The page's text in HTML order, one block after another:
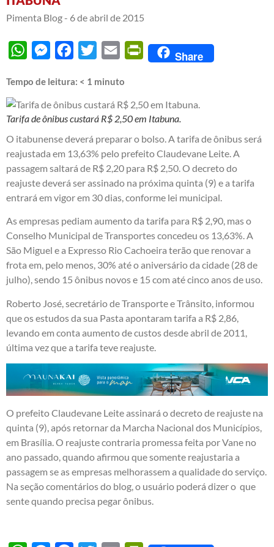
Pimenta Blog - 6 de abril de 2015
WhatsAppMessengerFacebook
Twitter Email PrintFriendly
Share
Tempo de leitura: < 1 minuto
Tarifa de ônibus custará R$ 2,50 em Itabuna.
O itabunense deverá preparar o bolso. A tarifa de ônibus será
reajustada em 13,63% pelo prefeito Claudevane Leite. A
passagem saltará de R$ 2,20 para R$ 2,50. O decreto do
reajuste deverá ser assinado na próxima quinta (9) e a tarifa
entrará em vigor em 30 dias, conforme lei municipal.
As empresas pediam aumento da tarifa para R$ 2,90, mas o
Conselho Municipal de Transportes concedeu os 13,63%. A
São Miguel e a Expresso Rio Cachoeira terão que renovar a
frota em, pelo menos, 30% até o aniversário da cidade (28 de
julho), sendo 15 ônibus novos e 15 com até cinco anos de uso.
Roberto José, secretário de Transporte e Trânsito, informou
que os estudos da sua Pasta apontaram tarifa a R$ 2,86,
levando em conta aumento de custos desde abril de 2011,
última vez que a tarifa teve reajuste.
O prefeito Claudevane Leite assinará o decreto de reajuste na
quinta (9), após retornar da Marcha Nacional dos Municípios,
em Brasília. O reajuste contraria promessa feita por Vane no
ano passado, quando afirmou que somente reajustaria a
passagem se as empresas melhorassem a qualidade do serviço.
Na seção comentários do blog, o usuário poderá dizer o que
sente quando precisa pegar ônibus.